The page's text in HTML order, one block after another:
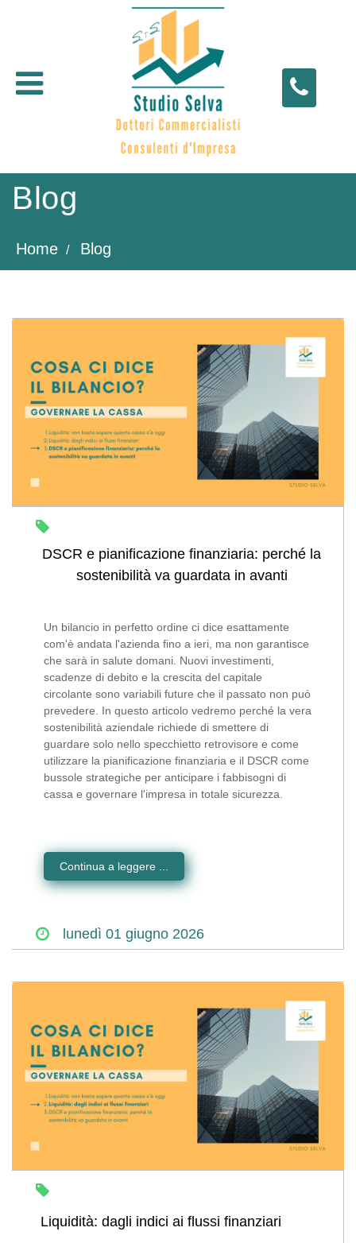
Open menu
Blog
Home Blog
DSCR e pianificazione finanziaria: perché la
sostenibilità va guardata in avanti
Un bilancio in perfetto ordine ci dice esattamente
com'è andata l'azienda fino a ieri, ma non garantisce
che sarà in salute domani. Nuovi investimenti,
scadenze di debito e la crescita del capitale
circolante sono variabili future che il passato non può
prevedere. In questo articolo vedremo perché la vera
sostenibilità aziendale richiede di smettere di
guardare solo nello specchietto retrovisore e come
utilizzare la pianificazione finanziaria e il DSCR come
bussole strategiche per anticipare i fabbisogni di
cassa e governare l'impresa in totale sicurezza.
Continua a leggere ...
lunedì 01 giugno 2026
Liquidità: dagli indici ai flussi finanziari